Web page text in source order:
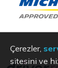
Çerezler,
sitesini ve